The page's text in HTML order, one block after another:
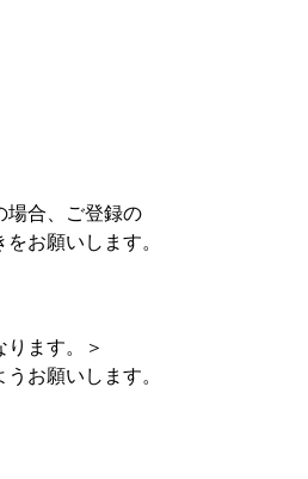
場合、ご登録の
お願いします。
ます。＞
お願いします。